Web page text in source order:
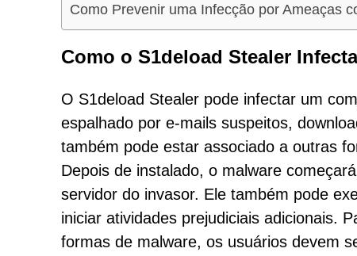
Como Prevenir uma Infecção por Ameaças
Como o S1deload Stealer
O S1deload Stealer pode infectar um
espalhado por e-mails suspeitos,
também pode estar associado a outras
Depois de instalado, o malware
servidor do invasor. Ele também pode
iniciar atividades prejudiciais adicionais.
formas de malware, os usuários devem